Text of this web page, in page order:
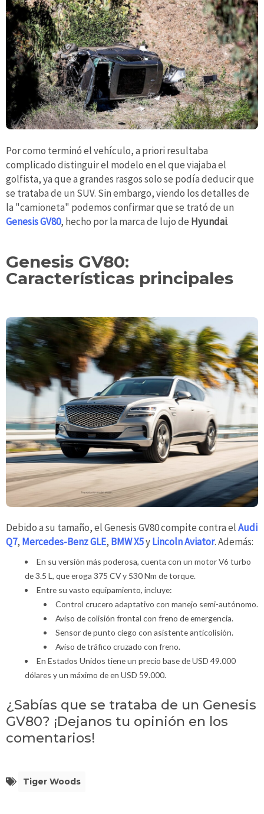
Por como terminó el vehículo, a priori resultaba
complicado distinguir el modelo en el que viajaba el
golfista, ya que a grandes rasgos solo se podía deducir que
se trataba de un SUV. Sin embargo, viendo los detalles de
la "camioneta" podemos confirmar que se trató de un
Genesis GV80, hecho por la marca de lujo de Hyundai.
Genesis GV80:
Características principales
Debido a su tamaño, el Genesis GV80 compite contra elAudi
Q7, Mercedes-Benz GLE, BMW X5yLincoln Aviator. Además:
En su versión más poderosa, cuenta con un motor V6 turbo
de 3.5 L, que eroga 375 CV y 530 Nm de torque.
Entre su vasto equipamiento, incluye:
Control crucero adaptativo con manejo semi-autónomo.
Aviso de colisión frontal con freno de emergencia.
Sensor de punto ciego con asistente anticolisión.
Aviso de tráfico cruzado con freno.
En Estados Unidos tiene un precio base de USD 49.000
dólares y un máximo de en USD 59.000.
¿Sabías que se trataba de un Genesis
GV80? ¡Dejanos tu opinión en los
comentarios!
Tiger Woods